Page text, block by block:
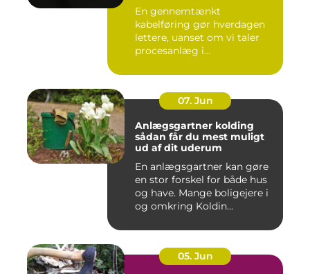
En gennemtænkt
kabelføring gør hverdagen
lettere, uanset om vi taler
procesanlæg i
07. Jun
Anlægsgartner kolding
sådan får du mest muligt
ud af dit uderum
En anlægsgartner kan gøre
en stor forskel for både hus
og have. Mange boligejere i
og omkring Koldin...
05. Jun